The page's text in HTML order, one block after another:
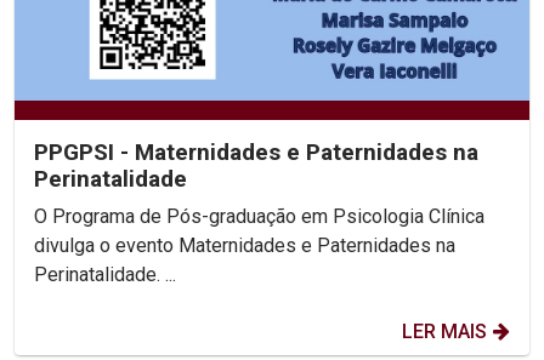
PPGPSI - Maternidades e Paternidades na
Perinatalidade
O Programa de Pós-graduação em Psicologia Clínica
divulga o evento Maternidades e Paternidades na
Perinatalidade. ...
LER MAIS